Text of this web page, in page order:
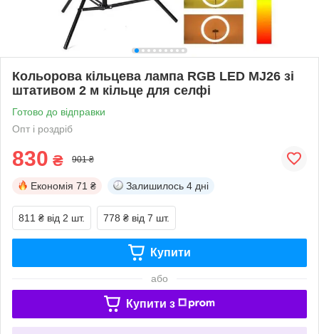
Кольорова кільцева лампа RGB LED MJ26 зі
штативом 2 м кільце для селфі
Готово до відправки
Опт і роздріб
830 ₴ 901 ₴
Економія 71 ₴ Залишилось 4 дні
811 ₴ від 2 шт. 778 ₴ від 7 шт.
Купити
або
Купити з